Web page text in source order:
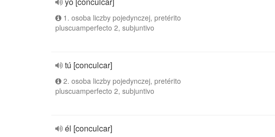
1. osoba liczby pojedynczej, pretérito
pluscuamperfecto 2, subjuntivo
tú [conculcar]
2. osoba liczby pojedynczej, pretérito
pluscuamperfecto 2, subjuntivo
él [conculcar]